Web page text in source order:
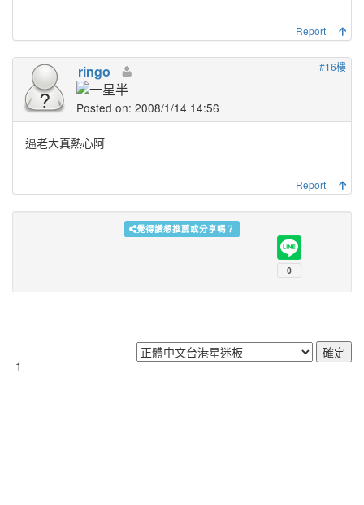
Report
#16樓
ringo
Posted on: 2008/1/14 14:56
逼老大真熱心阿
Report
覺得讚想推薦或分享嗎？
1